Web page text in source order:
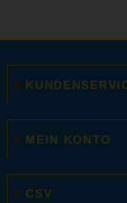
MEIN KONTO
CSV